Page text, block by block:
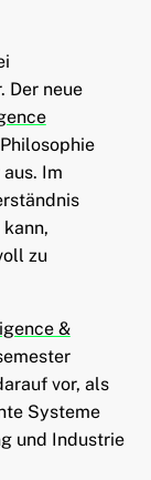
Der neue
Im
zu
&
vor, als
Systeme
und Industrie